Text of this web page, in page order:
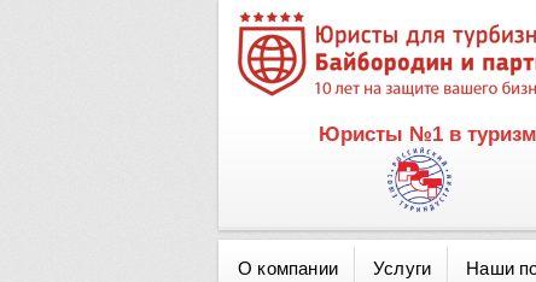
Юристы №1 в
О компании Услуги Наши